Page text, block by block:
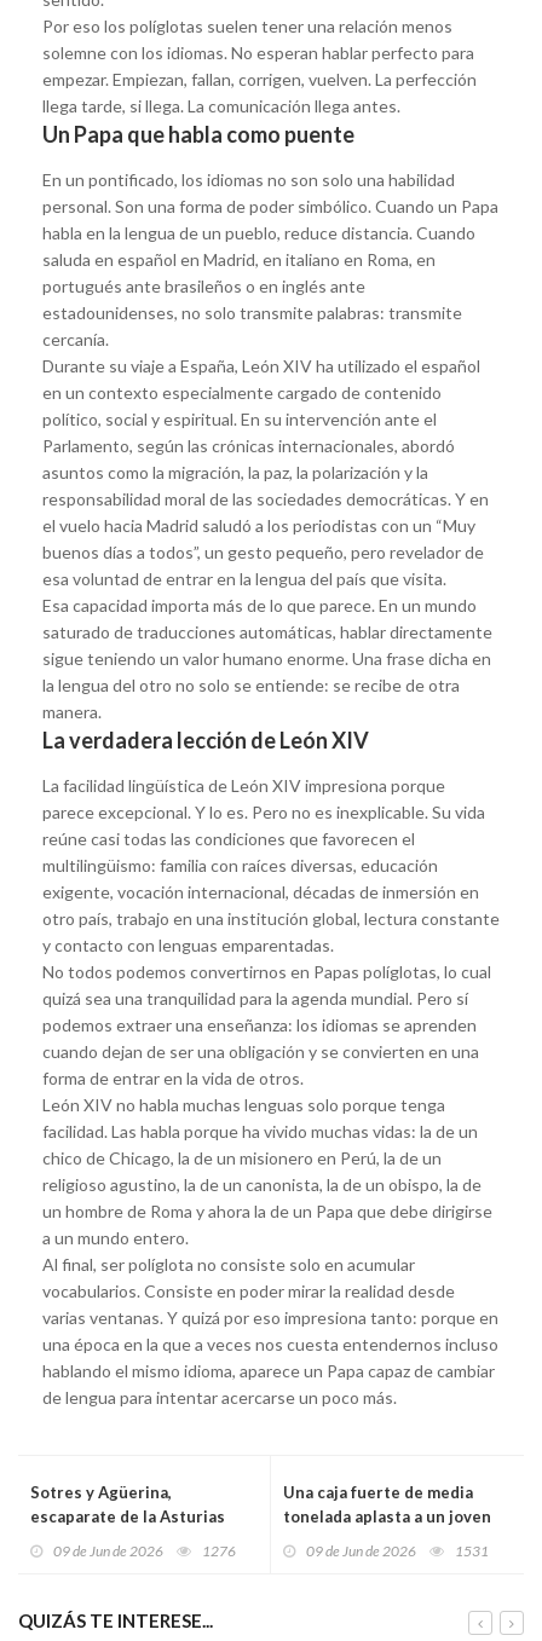
Por eso los políglotas suelen tener una relación menos
solemne con los idiomas. No esperan hablar perfecto para
empezar. Empiezan, fallan, corrigen, vuelven. La perfección
llega tarde, si llega. La comunicación llega antes.
Un Papa que habla como puente
En un pontificado, los idiomas no son solo una habilidad
personal. Son una forma de poder simbólico. Cuando un Papa
habla en la lengua de un pueblo, reduce distancia. Cuando
saluda en español en Madrid, en italiano en Roma, en
portugués ante brasileños o en inglés ante
estadounidenses, no solo transmite palabras: transmite
cercanía.
Durante su viaje a España, León XIV ha utilizado el español
en un contexto especialmente cargado de contenido
político, social y espiritual. En su intervención ante el
Parlamento, según las crónicas internacionales, abordó
asuntos como la migración, la paz, la polarización y la
responsabilidad moral de las sociedades democráticas. Y en
el vuelo hacia Madrid saludó a los periodistas con un “Muy
buenos días a todos”, un gesto pequeño, pero revelador de
esa voluntad de entrar en la lengua del país que visita.
Esa capacidad importa más de lo que parece. En un mundo
saturado de traducciones automáticas, hablar directamente
sigue teniendo un valor humano enorme. Una frase dicha en
la lengua del otro no solo se entiende: se recibe de otra
manera.
La verdadera lección de León XIV
La facilidad lingüística de León XIV impresiona porque
parece excepcional. Y lo es. Pero no es inexplicable. Su vida
reúne casi todas las condiciones que favorecen el
multilingüismo: familia con raíces diversas, educación
exigente, vocación internacional, décadas de inmersión en
otro país, trabajo en una institución global, lectura constante
y contacto con lenguas emparentadas.
No todos podemos convertirnos en Papas políglotas, lo cual
quizá sea una tranquilidad para la agenda mundial. Pero sí
podemos extraer una enseñanza: los idiomas se aprenden
cuando dejan de ser una obligación y se convierten en una
forma de entrar en la vida de otros.
León XIV no habla muchas lenguas solo porque tenga
facilidad. Las habla porque ha vivido muchas vidas: la de un
chico de Chicago, la de un misionero en Perú, la de un
religioso agustino, la de un canonista, la de un obispo, la de
un hombre de Roma y ahora la de un Papa que debe dirigirse
a un mundo entero.
Al final, ser políglota no consiste solo en acumular
vocabularios. Consiste en poder mirar la realidad desde
varias ventanas. Y quizá por eso impresiona tanto: porque en
una época en la que a veces nos cuesta entendernos incluso
hablando el mismo idioma, aparece un Papa capaz de cambiar
de lengua para intentar acercarse un poco más.
Sotres y Agüerina,
escaparate de la Asturias
09 de Jun de 2026 1276
Una caja fuerte de media
tonelada aplasta a un joven
09 de Jun de 2026 1531
QUIZÁS TE INTERESE...